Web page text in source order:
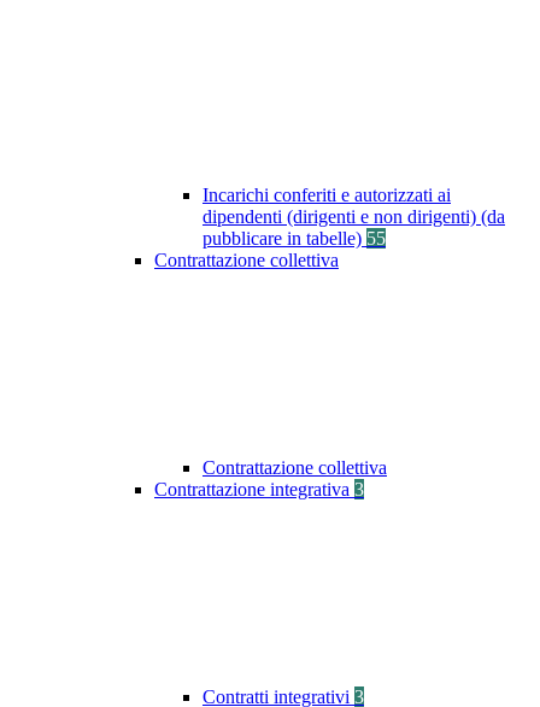
Incarichi conferiti e autorizzati ai
dipendenti (dirigenti e non dirigenti) (da
pubblicare in tabelle) 55
Contrattazione collettiva
Contrattazione collettiva
Contrattazione integrativa 3
Contratti integrativi 3